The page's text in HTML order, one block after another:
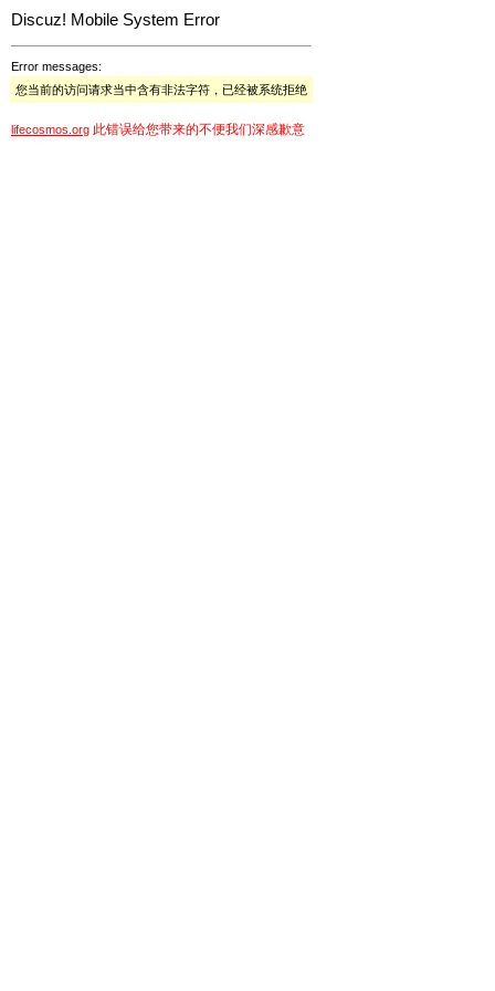
Discuz! Mobile System Error
Error messages:
您当前的访问请求当中含有非法字符，已经被系统拒绝
lifecosmos.org 此错误给您带来的不便我们深感歉意